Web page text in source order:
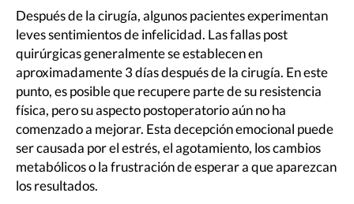
Después de la cirugía, algunos pacientes experimentan
leves sentimientos de infelicidad. Las fallas post
quirúrgicas generalmente se establecen en
aproximadamente 3 días después de la cirugía. En este
punto, es posible que recupere parte de su resistencia
física, pero su aspecto postoperatorio aún no ha
comenzado a mejorar. Esta decepción emocional puede
ser causada por el estrés, el agotamiento, los cambios
metabólicos o la frustración de esperar a que aparezcan
los resultados.